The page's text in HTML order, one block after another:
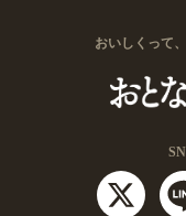
おいしくって